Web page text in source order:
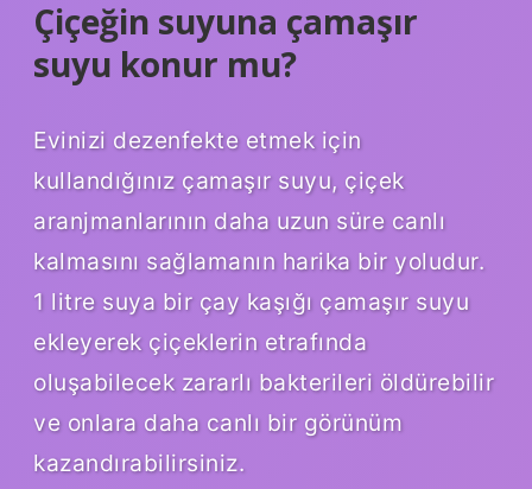
Çiçeğin suyuna çamaşır
suyu konur mu?
Evinizi dezenfekte etmek için
kullandığınız çamaşır suyu, çiçek
aranjmanlarının daha uzun süre canlı
kalmasını sağlamanın harika bir yoludur.
1 litre suya bir çay kaşığı çamaşır suyu
ekleyerek çiçeklerin etrafında
oluşabilecek zararlı bakterileri öldürebilir
ve onlara daha canlı bir görünüm
kazandırabilirsiniz.